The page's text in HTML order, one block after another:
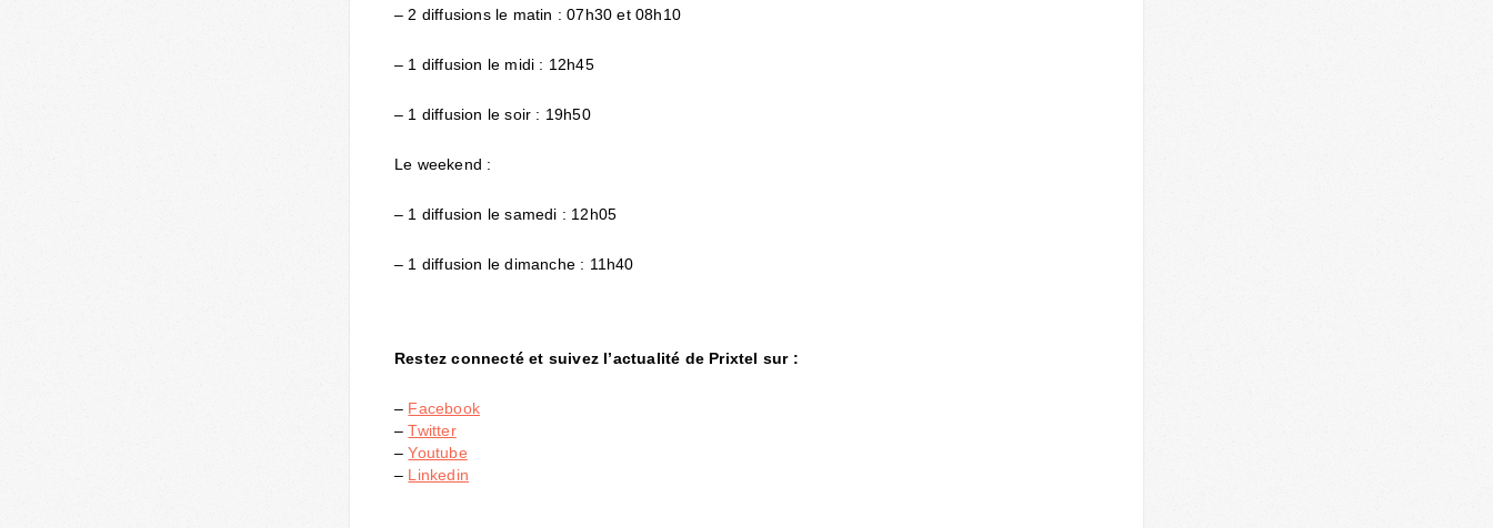
– 2 diffusions le matin : 07h30 et 08h10
– 1 diffusion le midi : 12h45
– 1 diffusion le soir : 19h50
Le weekend :
– 1 diffusion le samedi : 12h05
– 1 diffusion le dimanche : 11h40
Restez connecté et suivez l’actualité de Prixtel sur :
– Facebook
–Twitter
–Youtube
– Linkedin